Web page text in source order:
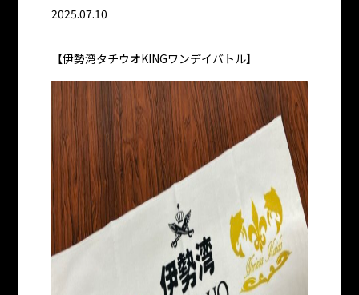
2025.07.10
【伊勢湾タチウオKINGワンデイバトル】